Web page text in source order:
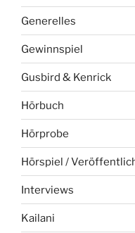
Generelles
Gewinnspiel
Gusbird & Kenrick
Hörbuch
Hörprobe
Hörspiel /
Interviews
Kailani